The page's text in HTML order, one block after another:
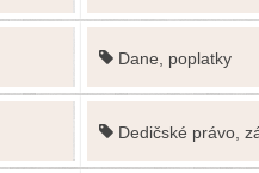
Dane, poplatky
Dedičské právo,